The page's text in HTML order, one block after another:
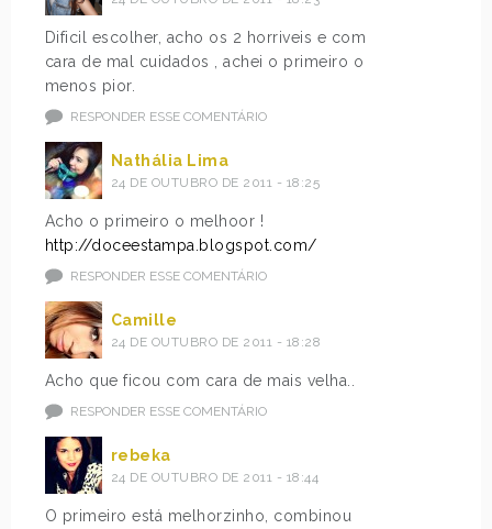
Dificil escolher, acho os 2 horriveis e com
cara de mal cuidados , achei o primeiro o
menos pior.
RESPONDER ESSE COMENTÁRIO
Nathália Lima
24 DE OUTUBRO DE 2011 - 18:25
Acho o primeiro o melhoor !
http://doceestampa.blogspot.com/
RESPONDER ESSE COMENTÁRIO
Camille
24 DE OUTUBRO DE 2011 - 18:28
Acho que ficou com cara de mais velha..
RESPONDER ESSE COMENTÁRIO
rebeka
24 DE OUTUBRO DE 2011 - 18:44
O primeiro está melhorzinho, combinou